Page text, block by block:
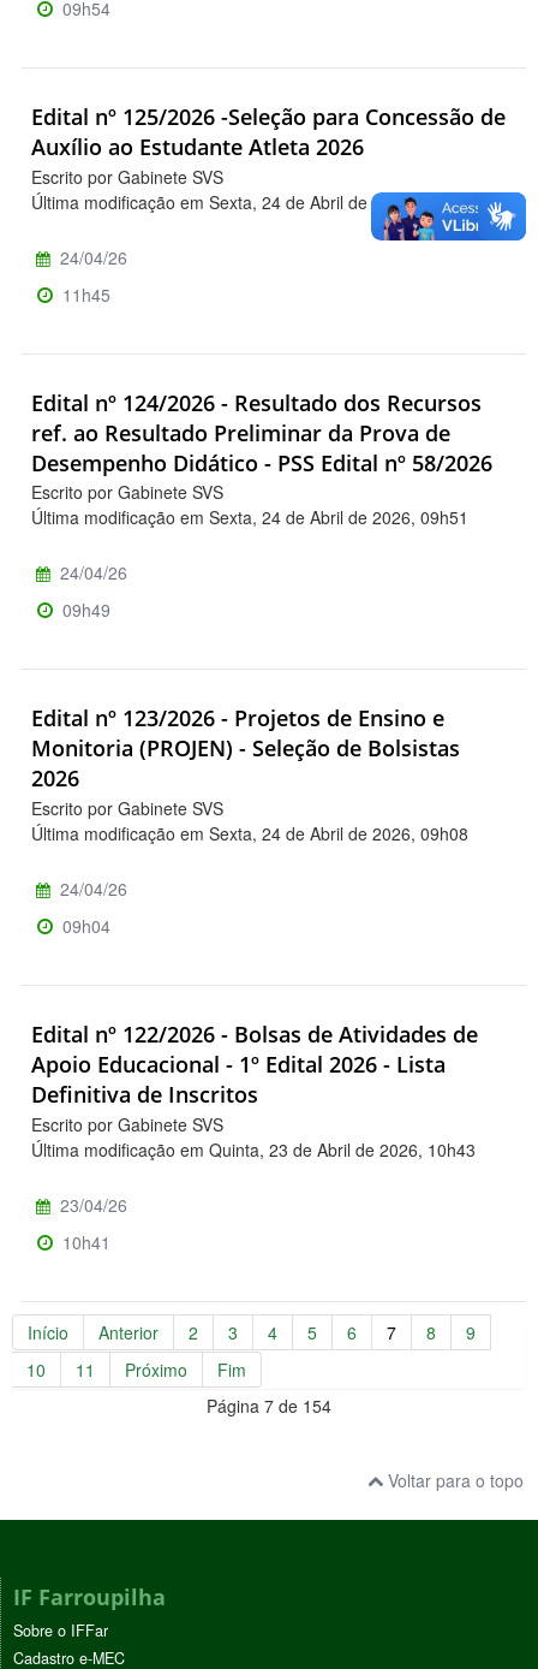
09h54
Edital nº 125/2026 -Seleção para Concessão de
Auxílio ao Estudante Atleta 2026
Escrito por Gabinete SVS
Última modificação em Sexta, 24 de Abril de 2026, 11h47
24/04/26
11h45
Edital nº 124/2026 - Resultado dos Recursos
ref. ao Resultado Preliminar da Prova de
Desempenho Didático - PSS Edital nº 58/2026
Escrito por Gabinete SVS
Última modificação em Sexta, 24 de Abril de 2026, 09h51
24/04/26
09h49
Edital nº 123/2026 - Projetos de Ensino e
Monitoria (PROJEN) - Seleção de Bolsistas
2026
Escrito por Gabinete SVS
Última modificação em Sexta, 24 de Abril de 2026, 09h08
24/04/26
09h04
Edital nº 122/2026 - Bolsas de Atividades de
Apoio Educacional - 1º Edital 2026 - Lista
Definitiva de Inscritos
Escrito por Gabinete SVS
Última modificação em Quinta, 23 de Abril de 2026, 10h43
23/04/26
10h41
Início Anterior 2 3 4 5 6 7 8
9
10
11 Próximo
Fim
Página 7 de 154
Voltar para o topo
IF Farroupilha
Sobre o IFFar
Cadastro e-MEC